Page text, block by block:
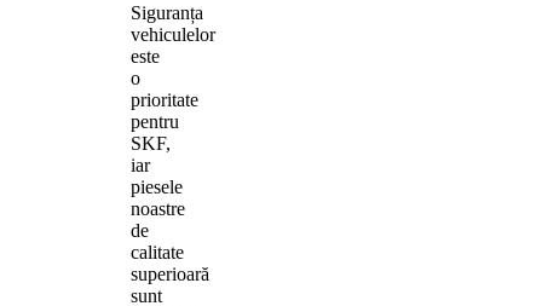
Siguranța
vehiculelor
este
o
prioritate
pentru
SKF,
iar
piesele
noastre
de
calitate
superioară
sunt